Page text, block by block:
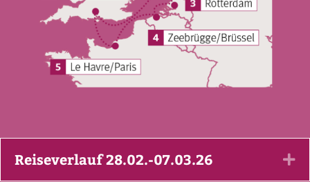
Reiseverlauf 28.02.-07.03.26